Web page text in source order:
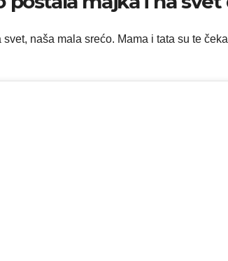
naša mala srećo. Mama i tata su te